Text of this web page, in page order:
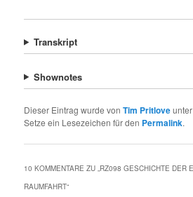
Transkript
Shownotes
Dieser Eintrag wurde vonTim Pritlove
Setze ein Lesezeichen für den Permalink.
10 KOMMENTARE ZU „RZ098 GESCHICHTE DER
RAUMFAHRT“